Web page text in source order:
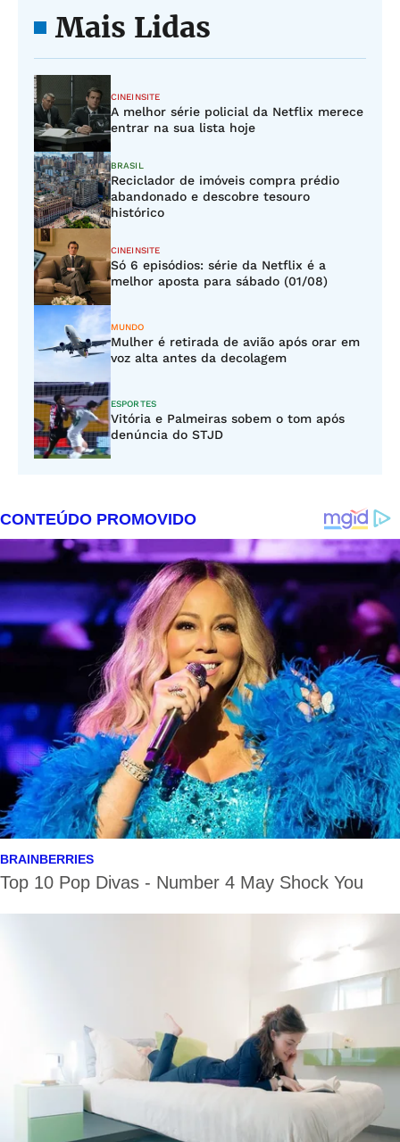
Mais Lidas
CINEINSITE
A melhor série policial da Netflix merece
entrar na sua lista hoje
BRASIL
Reciclador de imóveis compra prédio
abandonado e descobre tesouro
histórico
CINEINSITE
Só 6 episódios: série da Netflix é a
melhor aposta para sábado (01/08)
MUNDO
Mulher é retirada de avião após orar em
voz alta antes da decolagem
ESPORTES
Vitória e Palmeiras sobem o tom após
denúncia do STJD